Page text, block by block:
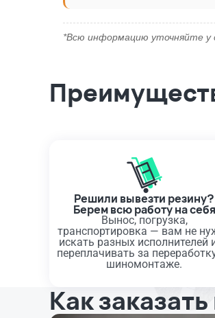
*Всю информацию уточняйте у
Решили вывезти резину?
Берем всю работу на себя
Вынос, погрузка,
транспортировка — вам не
искать разных исполнителей
переплачивать за
шиномонтаже.
Как